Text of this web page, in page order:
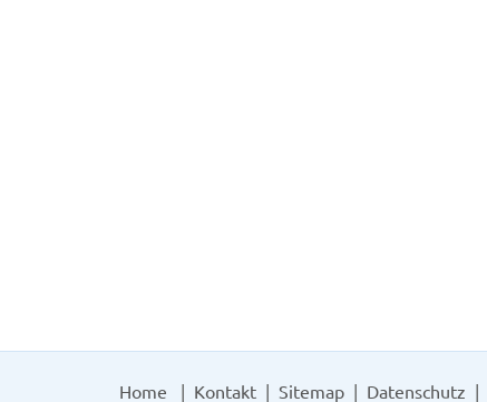
Home Kontakt Sitemap Datenschutz